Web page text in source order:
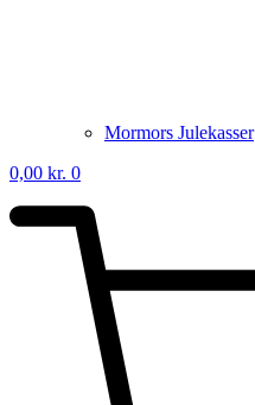
Mormors Julekasser
0,00 kr. 0